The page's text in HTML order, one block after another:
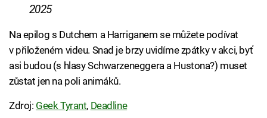
2025
Na epilog s Dutchem a Harriganem se můžete podívat
v přiloženém videu. Snad je brzy uvidíme zpátky v akci, byť
asi budou (s hlasy Schwarzeneggera a Hustona?) muset
zůstat jen na poli animáků.
Zdroj: Geek Tyrant, Deadline